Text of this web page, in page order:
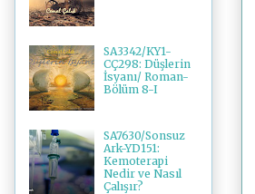
SA3342/KY1-
CÇ298: Düşlerin
İsyanı/ Roman-
Bölüm 8-I
SA7630/Sonsuz
Ark-YD151:
Kemoterapi
Nedir ve Nasıl
Çalışır?